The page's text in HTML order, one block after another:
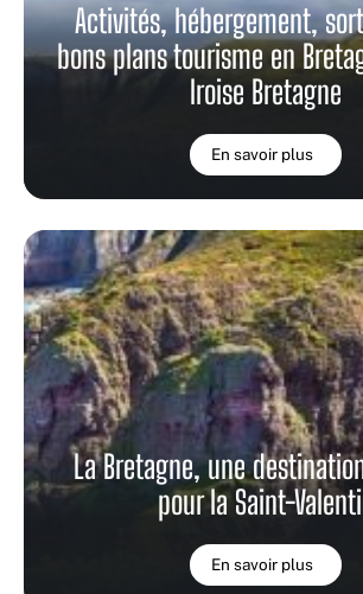
Activités, hébergement,
bons plans tourisme en
Iroise Bretagne
En savoir plus
La Bretagne, une
pour la Saint-
En savoir plus